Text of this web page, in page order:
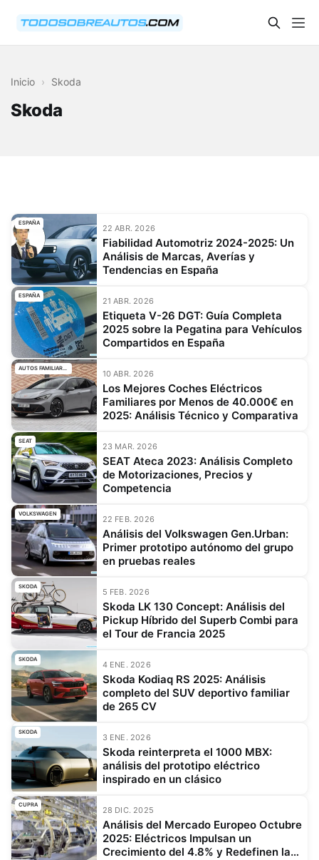
Inicio › Skoda
Skoda
ESPAÑA
22 ABR. 2026
Fiabilidad Automotriz 2024-2025: Un
Análisis de Marcas, Averías y
Tendencias en España
ESPAÑA
21 ABR. 2026
Etiqueta V-26 DGT: Guía Completa
2025 sobre la Pegatina para Vehículos
Compartidos en España
AUTOS FAMILIARES
10 ABR. 2026
Los Mejores Coches Eléctricos
Familiares por Menos de 40.000€ en
2025: Análisis Técnico y Comparativa
SEAT
23 MAR. 2026
SEAT Ateca 2023: Análisis Completo
de Motorizaciones, Precios y
Competencia
VOLKSWAGEN
22 FEB. 2026
Análisis del Volkswagen Gen.Urban:
Primer prototipo autónomo del grupo
en pruebas reales
SKODA
5 FEB. 2026
Skoda LK 130 Concept: Análisis del
Pickup Híbrido del Superb Combi para
el Tour de Francia 2025
SKODA
4 ENE. 2026
Skoda Kodiaq RS 2025: Análisis
completo del SUV deportivo familiar
de 265 CV
SKODA
3 ENE. 2026
Skoda reinterpreta el 1000 MBX:
análisis del prototipo eléctrico
inspirado en un clásico
CUPRA
28 DIC. 2025
Análisis del Mercado Europeo Octubre
2025: Eléctricos Impulsan un
Crecimiento del 4.8% y Redefinen la